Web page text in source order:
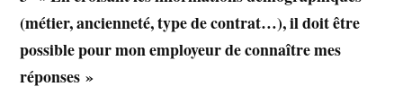
(métier, ancienneté, type de contrat…), il doit être
possible pour mon employeur de connaître mes
réponses »